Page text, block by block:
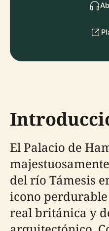
El Palacio de
del río Támesis
icono
real británica y